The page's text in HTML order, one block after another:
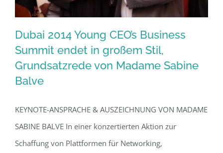
Dubai 2014 Young CEO’s Business
Dubai 2014 Young CEO’s Business
Summit endet in großem Stil,
Grundsatzrede von Madame Sabine
Balve
KEYNOTE-ANSPRACHE & AUSZEICHNUNG VON MADAME
SABINE BALVE In einer konzertierten Aktion zur
Schaffung von Plattformen für Networking,